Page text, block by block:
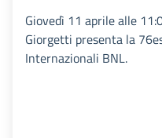
Giovedì 11 aprile alle
Giorgetti presenta la
Internazionali BNL.